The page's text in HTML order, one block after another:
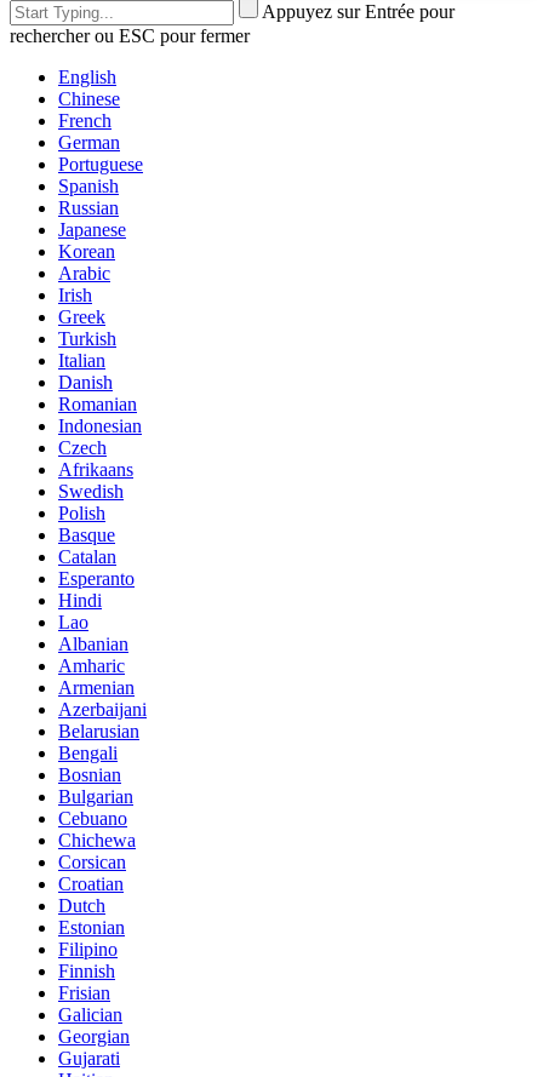
Appuyez sur Entrée pour
rechercher ou ESC pour fermer
English
Chinese
French
German
Portuguese
Spanish
Russian
Japanese
Korean
Arabic
Irish
Greek
Turkish
Italian
Danish
Romanian
Indonesian
Czech
Afrikaans
Swedish
Polish
Basque
Catalan
Esperanto
Hindi
Lao
Albanian
Amharic
Armenian
Azerbaijani
Belarusian
Bengali
Bosnian
Bulgarian
Cebuano
Chichewa
Corsican
Croatian
Dutch
Estonian
Filipino
Finnish
Frisian
Galician
Georgian
Gujarati